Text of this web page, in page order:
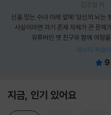
김초엽 저
신을 믿는 수녀 이레 앞에 ‘당신의 뇌는
사실이라면 자기 존재 자체가 큰 문제
유튜버인 옛 친구와 함께 여정
패브릭 북슬
지금, 인기 있어요